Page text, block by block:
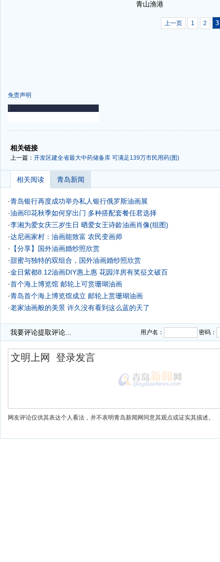
青山渔港
上一页 1 2 3
免责声明
-
相关链接
上一篇： 开发区建全省最大中药储备库 可满足139万市民用药(图)
相关阅读 青岛新闻
·青岛银行再度成功举办私人银行俄罗斯油画展
·油画印花秋季如何穿出门 多种搭配套餐任君选择
·李湘为爱女庆三岁生日 晒爱女王诗龄油画肖像(组图)
·达尼画家村：油画能致富 农民变画师
·
【分享】国外油画婚纱照欣赏
·甜蜜与独特的双组合，国外油画婚纱照欣赏
·金日紫都8.12油画DIY惠上惠 花园洋房有奖征文破百
·首个海上博览馆 邮轮上可赏珊瑚油画
·青岛首个海上博览馆成立 邮轮上赏珊瑚油画
·老家油画般的美景 许久没有看到这么蓝的天了
我要评论提取评论... 用户名： 密码：
网友评论仅供其表达个人看法，并不表明青岛新闻网同意其观点或证实其描述。